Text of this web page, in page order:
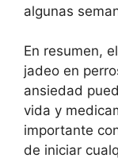
algunas
En resumen,
jadeo en
ansiedad
vida y
importante
de iniciar